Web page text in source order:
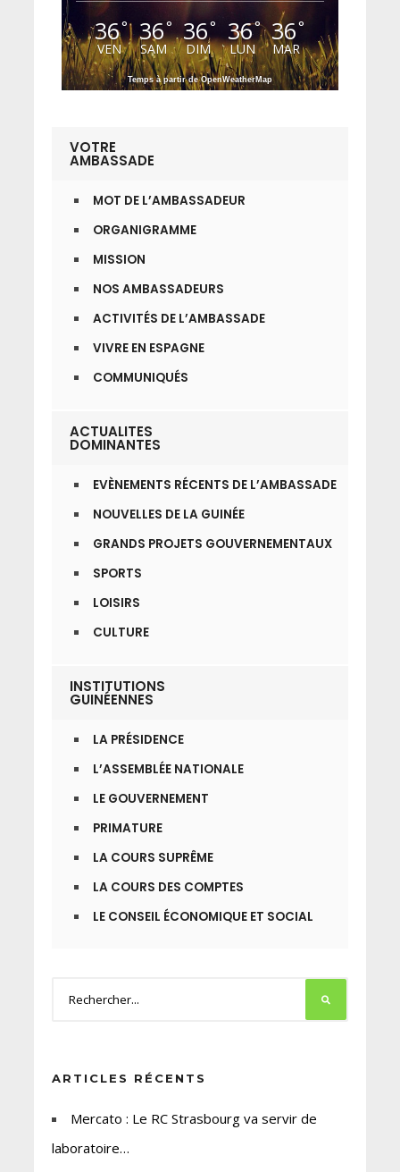
36°
VEN
36°
SAM
36°
DIM
36°
LUN
36°
MAR
Temps à partir de OpenWeatherMap
VOTRE
AMBASSADE
MOT DE L’AMBASSADEUR
ORGANIGRAMME
MISSION
NOS AMBASSADEURS
ACTIVITÉS DE L’AMBASSADE
VIVRE EN ESPAGNE
COMMUNIQUÉS
ACTUALITES
DOMINANTES
EVÈNEMENTS RÉCENTS DE L’AMBASSADE
NOUVELLES DE LA GUINÉE
GRANDS PROJETS GOUVERNEMENTAUX
SPORTS
LOISIRS
CULTURE
INSTITUTIONS
GUINÉENNES
LA PRÉSIDENCE
L’ASSEMBLÉE NATIONALE
LE GOUVERNEMENT
PRIMATURE
LA COURS SUPRÊME
LA COURS DES COMPTES
LE CONSEIL ÉCONOMIQUE ET SOCIAL
ARTICLES RÉCENTS
Mercato : Le RC Strasbourg va servir de
laboratoire…